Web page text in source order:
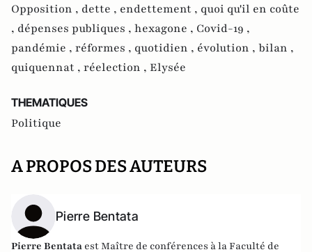
Opposition , dette , endettement , quoi qu'il en coûte
, dépenses publiques , hexagone , Covid-19 ,
pandémie , réformes , quotidien , évolution , bilan ,
quiquennat , réelection , Elysée
THEMATIQUES
Politique
A PROPOS DES AUTEURS
Pierre Bentata
Pierre Bentata est Maître de conférences à la Faculté de